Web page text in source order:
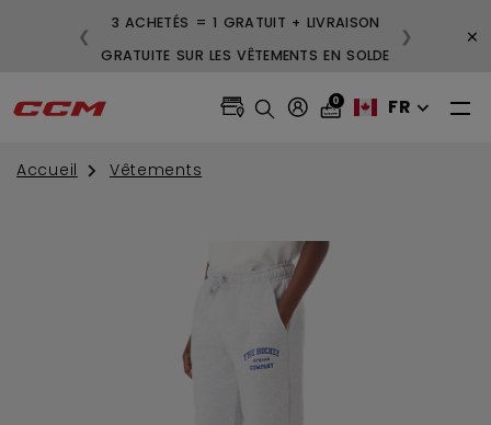
3 ACHETÉS = 1 GRATUIT + LIVRAISON
GRATUITE SUR LES VÊTEMENTS EN SOLDE
❮ ❯ ×
0 FR
Accueil Vêtements